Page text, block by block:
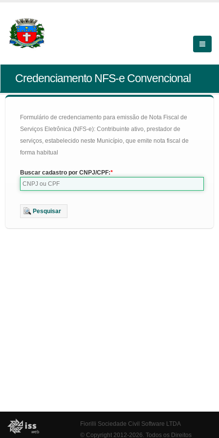
Credenciamento NFS-e Convencional
Formulário de credenciamento para emissão de Nota Fiscal de
Serviços Eletrônica (NFS-e): Contribuinte ativo, prestador de
serviços, estabelecido neste Município, que emite nota fiscal de
forma habitual
Buscar cadastro por CNPJ/CPF:
Pesquisar
Fiorilli Sociedade Civil Software LTDA
© Copyright 2012-2026. Todos os Direitos